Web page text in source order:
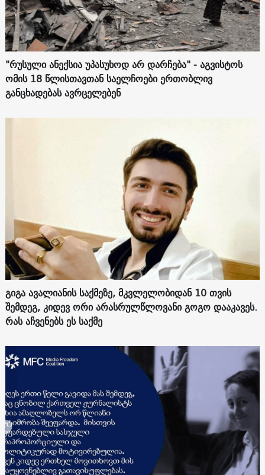
"რუსული ანექსია უპასუხოდ არ დარჩება" - აგვისტოს
ომის 18 წლისთავთან საელჩოები ერთობლივ
განცხადებას ავრცელებენ
გიგა ავალიანის საქმეზე, მკვლელობიდან 10 თვის
შემდეგ, კიდევ ორი არასრულწლოვანი გოგო დააკავეს.
რას აჩვენებს ეს საქმე